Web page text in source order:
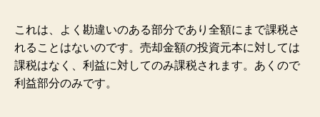
これは、よく勘違いのある部分であり全額にまで課税さ
れることはないのです。売却金額の投資元本に対しては
課税はなく、利益に対してのみ課税されます。あくので
利益部分のみです。